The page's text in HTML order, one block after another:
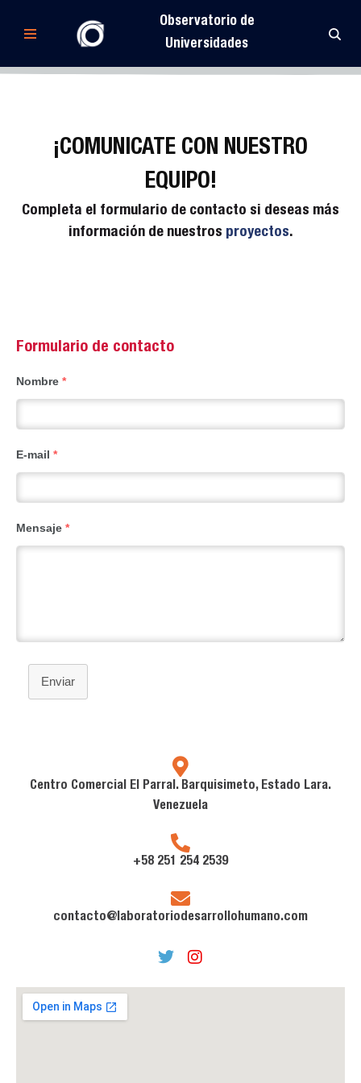
al
Observatorio de
Universidades
¡COMUNICATE CON NUESTRO
EQUIPO!
Completa el formulario de contacto si deseas más
información de nuestros proyectos.
Formulario de contacto
Nombre *
E-mail *
Mensaje *
Enviar
Centro Comercial El Parral. Barquisimeto, Estado Lara.
Venezuela
+58 251 254 2539
contacto@laboratoriodesarrollohumano.com